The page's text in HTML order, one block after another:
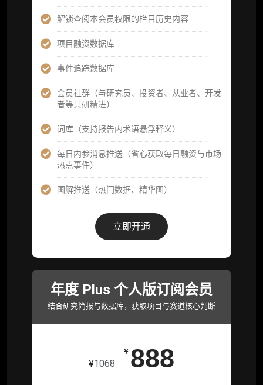
解锁查阅本会员权限的栏目历史内容
项目融资数据库
事件追踪数据库
会员社群（与研究员、投资者、从业者、开发
者等共研精进）
词库（支持报告内术语悬浮释义）
每日内参消息推送（省心获取每日融资与市场
热点事件）
图解推送（热门数据、精华图）
立即开通
年度 Plus 个人版订阅会员
结合研究简报与数据库，获取项目与赛道核心判断
¥1068
¥ 888
分析师 1 对 1 沟通（1 小时，话题需审核）
分析师专属答疑服务（3 次提问，话题需审
淀内容）​
研精进）
可下载报告 PDF 版（12 次/年）
供，2次/年)
列研报全量解锁且每周上新，研究版图已覆盖
80+ 赛道分支，并重点追踪链上金融、支付体
系等核心基础设施与应用演化，一体化呈现
研究简报栏目内容（内容依托于研报，快速获
取研究对象核心判断）
市场脉搏分析、融资项目解密栏目内容（持续
项目融资数据库